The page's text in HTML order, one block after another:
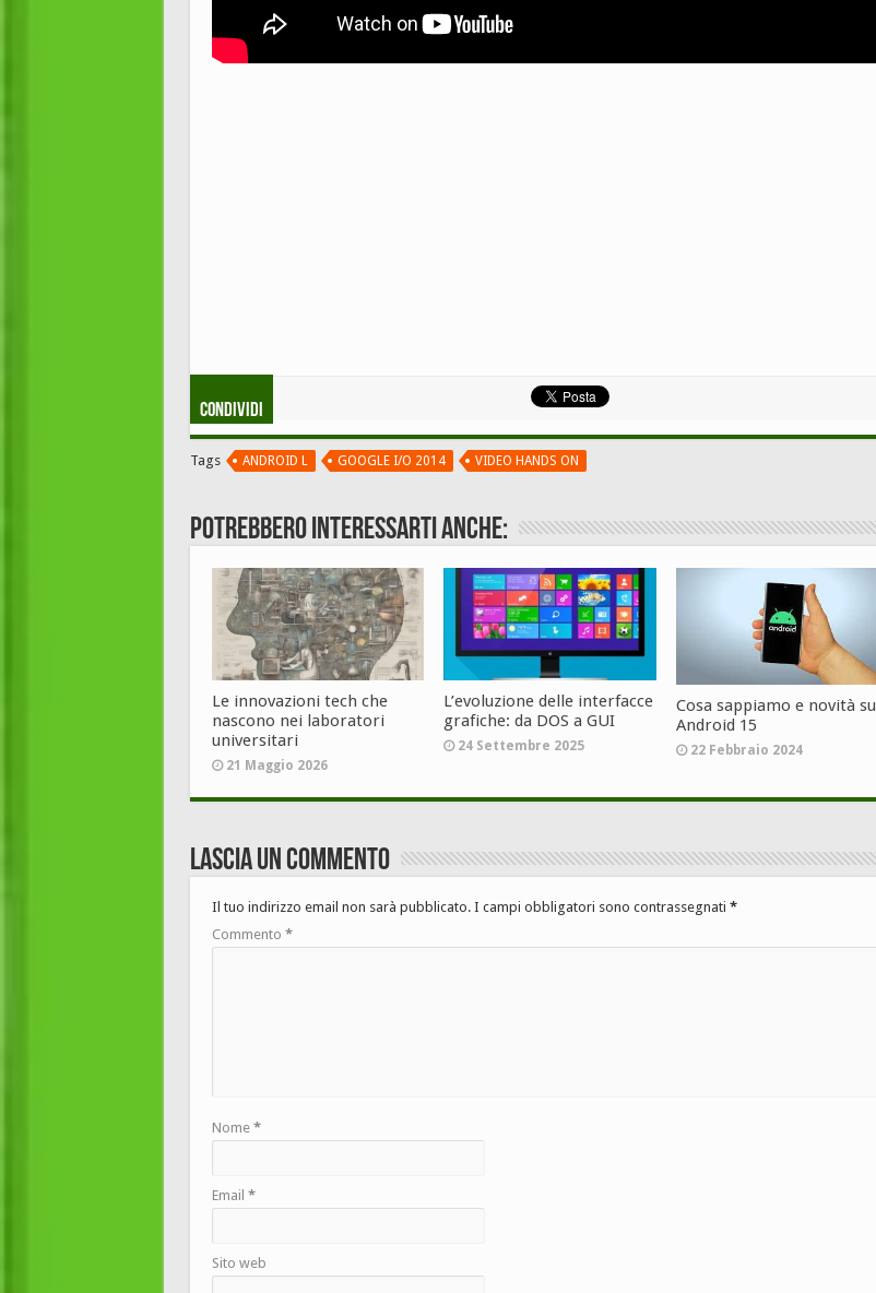
Condividi
Tags ANDROID L GOOGLE I/O 2014 VIDEO HANDS ON
Potrebbero interessarti anche:
Le innovazioni tech che
nascono nei laboratori
universitari
21 Maggio 2026
L’evoluzione delle interfacce
grafiche: da DOS a GUI
24 Settembre 2025
Cosa sappiamo e novità su
Android 15
22 Febbraio 2024
Lascia un commento
Il tuo indirizzo email non sarà pubblicato. I campi obbligatori sono contrassegnati *
Commento *
Nome *
Email *
Sito web